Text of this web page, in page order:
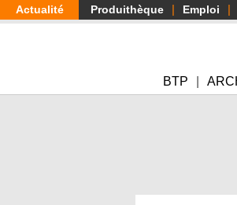
Aller
au
Actualité Produithèque Emploi
BTP